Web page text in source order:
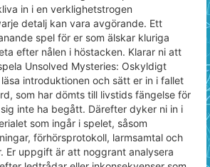
in i en verklighetstrogen
detalj kan vara avgörande. Ett
spel för er som älskar kluriga
efter nålen i höstacken. Klarar ni att
Unsolved Mysteries: Oskyldigt
introduktionen och sätt er in i fallet
som har dömts till livstids fängelse för
inte ha begått. Därefter dyker ni in i
som ingår i spelet, såsom
förhörsprotokoll, larmsamtal och
Er uppgift är att noggrant analysera